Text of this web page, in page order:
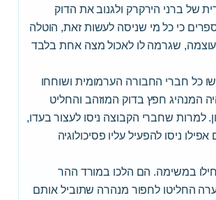
של ברני הירקרק ולגנוב את הדוק
כי כל מי שניסה לעשות זאת, הוטלה
עוצמה, שגרמה לו לאכול מצה אחת בלבד
כל חברי החבורה הערמומית ושוחחו
המנהיג חפץ בדוק המוזהב והחליט
למרות שחברי הקבוצה ניסו לעצור בעדו,
ניסו להפעיל עליו פסיכולוגיה
במשימה. הם הלכו במורד ההר
החליטו לחפור מנהרה שתוביל אותם